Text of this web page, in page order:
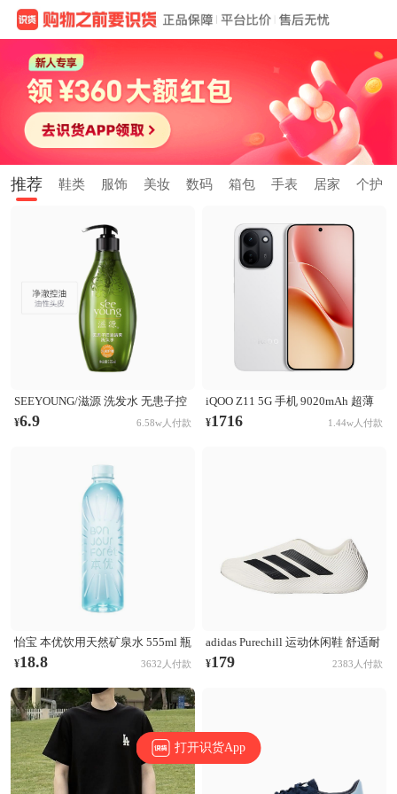
推荐 鞋类 服饰 美妆 数码 箱包 手表 居家 个护
SEEYOUNG/滋源 洗发水 无患子控
油清爽洗发水 无硅油 【油性】无
¥6.9 6.58w人付款
iQOO Z11 5G 手机 9020mAh 超薄
青海电池 165Hz护眼屏 学生 电竞
¥1716 1.44w人付款
怡宝 本优饮用天然矿泉水 555ml 瓶
装 膜包装非矿泉水
¥18.8 3632人付款
adidas Purechill 运动休闲鞋 舒适耐
磨防滑贴合 亮白色/黑色
¥179 2383人付款
打开识货App